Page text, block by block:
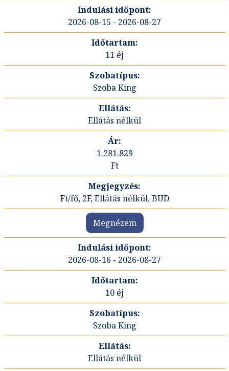
2026-08-15 - 2026-08-27
11 éj
Szoba King
Ellátás nélkül
1.281.829
Ft
Ft/fő, 2F, Ellátás nélkül, BUD
Megnézem
2026-08-16 - 2026-08-27
10 éj
Szoba King
Ellátás nélkül